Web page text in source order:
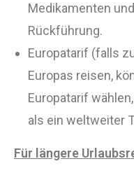
Medikamenten
Rückführung.
Europatarif (falls
Europas reisen,
Europatarif
als ein weltweiter
Für längere